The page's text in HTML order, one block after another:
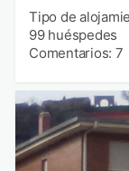
Tipo de
99 huéspedes
Comentarios: 7